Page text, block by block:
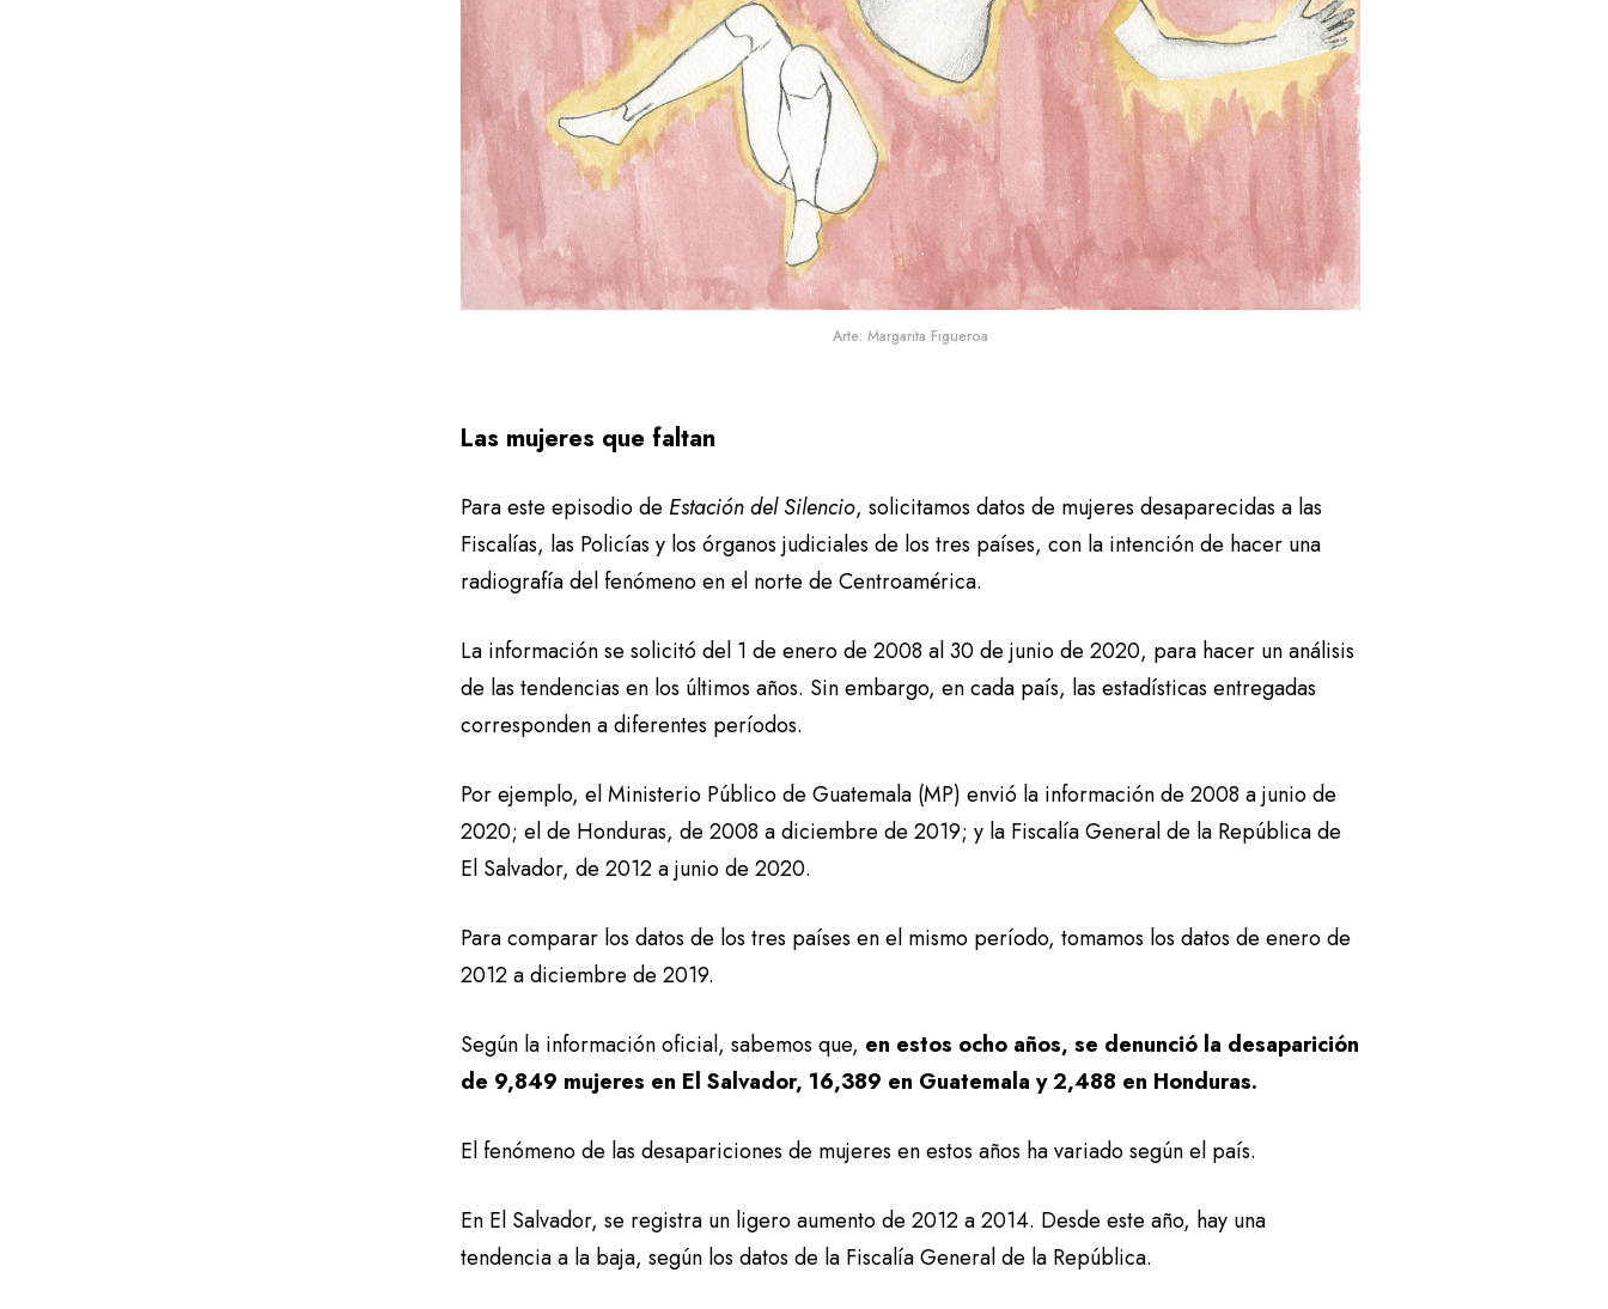
Arte: Margarita Figueroa
Las mujeres que faltan
Para este episodio de Estación del Silencio, solicitamos datos de mujeres desaparecidas a las
Fiscalías, las Policías y los órganos judiciales de los tres países, con la intención de hacer una
radiografía del fenómeno en el norte de Centroamérica.
La información se solicitó del 1 de enero de 2008 al 30 de junio de 2020, para hacer un análisis
de las tendencias en los últimos años. Sin embargo, en cada país, las estadísticas entregadas
corresponden a diferentes períodos.
Por ejemplo, el Ministerio Público de Guatemala (MP) envió la información de 2008 a junio de
2020; el de Honduras, de 2008 a diciembre de 2019; y la Fiscalía General de la República de
El Salvador, de 2012 a junio de 2020.
Para comparar los datos de los tres países en el mismo período, tomamos los datos de enero de
2012 a diciembre de 2019.
Según la información oficial, sabemos que, en estos ocho años, se denunció la desaparición
de 9,849 mujeres en El Salvador, 16,389 en Guatemala y 2,488 en Honduras.
El fenómeno de las desapariciones de mujeres en estos años ha variado según el país.
En El Salvador, se registra un ligero aumento de 2012 a 2014. Desde este año, hay una
tendencia a la baja, según los datos de la Fiscalía General de la República.